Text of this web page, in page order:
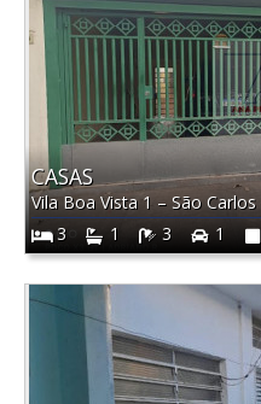
CASAS
Vila Boa Vista 1 – São Carlos
3
1 3 1